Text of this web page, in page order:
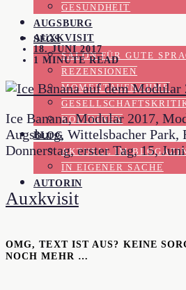
GESUNDHEIT
AUGSBURG
SFGS
SALON FÜR GUTE
REZENSIONEN
MOMENTAUFNAHME
KOLUMNEN
BLOG
AKTUELL IM
IN EIGENER SACHE
AUTORIN
AUXKVISIT
18. JUNI 2017
1 MINUTE READ
Ice Banana, Modular 2017,
Augsburg, Wittelsbacher Park,
Donnerstag, erster Tag, 15,
Auxkvisit
OMG, TEXT IST AUS? KEINE
NOCH MEHR …